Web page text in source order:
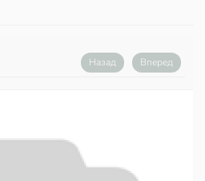
Назад Вперед